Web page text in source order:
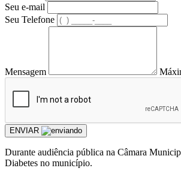
Seu e-mail
Seu Telefone
Mensagem
ENVIAR
Durante audiência pública na Câmara
Diabetes no município.